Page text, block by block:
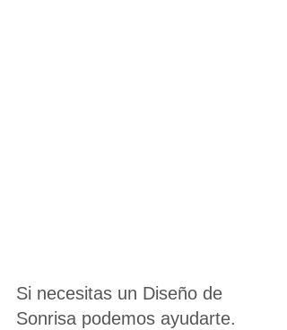
Si necesitas un Diseño de
Sonrisa podemos ayudarte.